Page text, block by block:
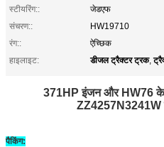
स्टीयरिंग::
जेडएफ
संचरण::
HW19710
रंग::
ऐच्छिक
हाइलाइट:
डीजल ट्रैक्टर ट्रक,
371HP इंजन और HW76
ZZ4257N3241W
पैकिंग: